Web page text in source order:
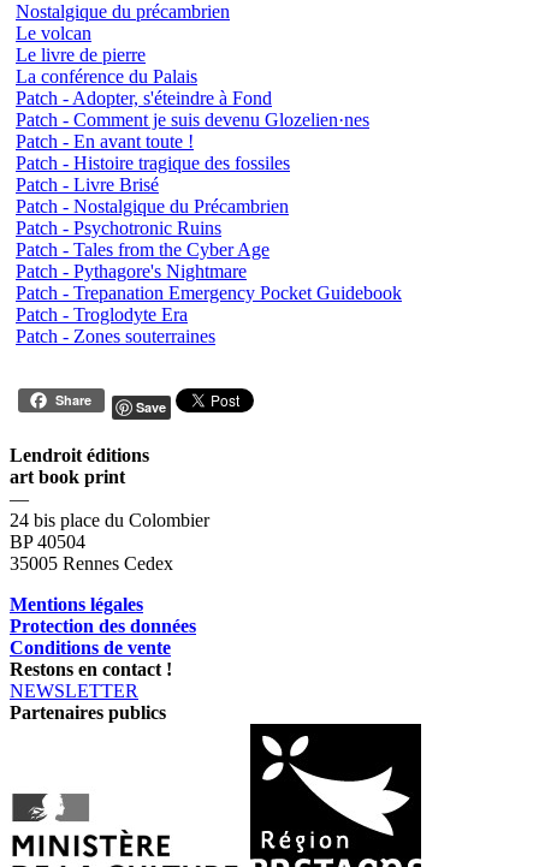
Nostalgique du précambrien
Le volcan
Le livre de pierre
La conférence du Palais
Patch - Adopter, s'éteindre à Fond
Patch - Comment je suis devenu Glozelien·nes
Patch - En avant toute !
Patch - Histoire tragique des fossiles
Patch - Livre Brisé
Patch - Nostalgique du Précambrien
Patch - Psychotronic Ruins
Patch - Tales from the Cyber Age
Patch - Pythagore's Nightmare
Patch - Trepanation Emergency Pocket Guidebook
Patch - Troglodyte Era
Patch - Zones souterraines
Share Save
Lendroit éditions
art book print
—
24 bis place du Colombier
BP 40504
35005 Rennes Cedex
Mentions légales
Protection des données
Conditions de vente
Restons en contact !
NEWSLETTER
Partenaires publics